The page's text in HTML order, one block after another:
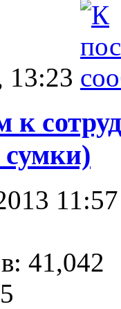
13:23
11:57
41,042